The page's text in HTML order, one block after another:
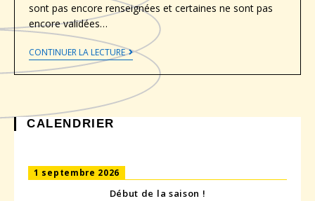
sont pas encore renseignées et certaines ne sont pas
encore validées…
CONTINUER LA LECTURE
CALENDRIER
1 septembre 2026
Début de la saison !